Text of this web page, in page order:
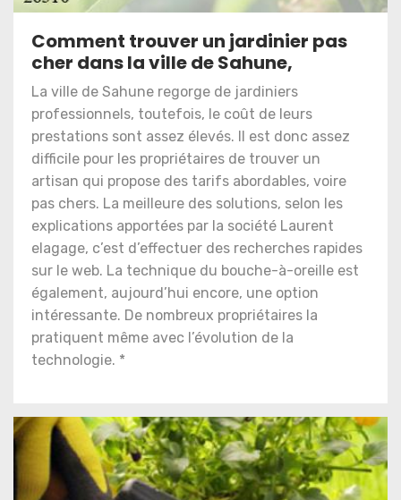
Comment trouver un jardinier pas
cher dans la ville de Sahune,
La ville de Sahune regorge de jardiniers
professionnels, toutefois, le coût de leurs
prestations sont assez élevés. Il est donc assez
difficile pour les propriétaires de trouver un
artisan qui propose des tarifs abordables, voire
pas chers. La meilleure des solutions, selon les
explications apportées par la société Laurent
elagage, c’est d’effectuer des recherches rapides
sur le web. La technique du bouche-à-oreille est
également, aujourd’hui encore, une option
intéressante. De nombreux propriétaires la
pratiquent même avec l’évolution de la
technologie. *